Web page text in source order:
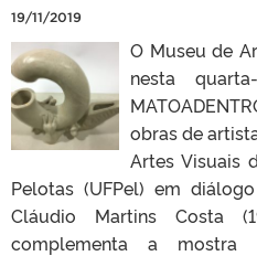
19/11/2019
O Museu de
nesta
obras de
Artes Visuais
Pelotas (UFPel) em
Cláudio Martins Costa
complementa a mostra